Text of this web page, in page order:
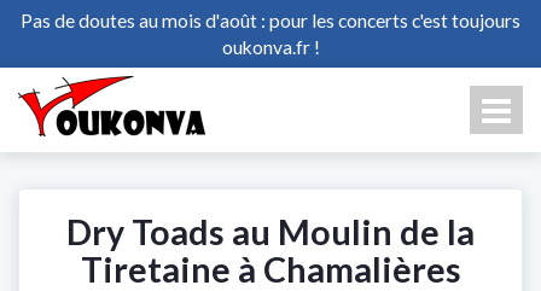
Pas de doutes au mois d'août : pour les concerts c'est toujours
oukonva.fr !
Dry Toads au Moulin de la
Tiretaine à Chamalières